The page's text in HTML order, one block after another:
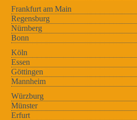
Frankfurt am Main
Regensburg
Nürnberg
Bonn
Köln
Essen
Göttingen
Mannheim
Würzburg
Münster
Erfurt